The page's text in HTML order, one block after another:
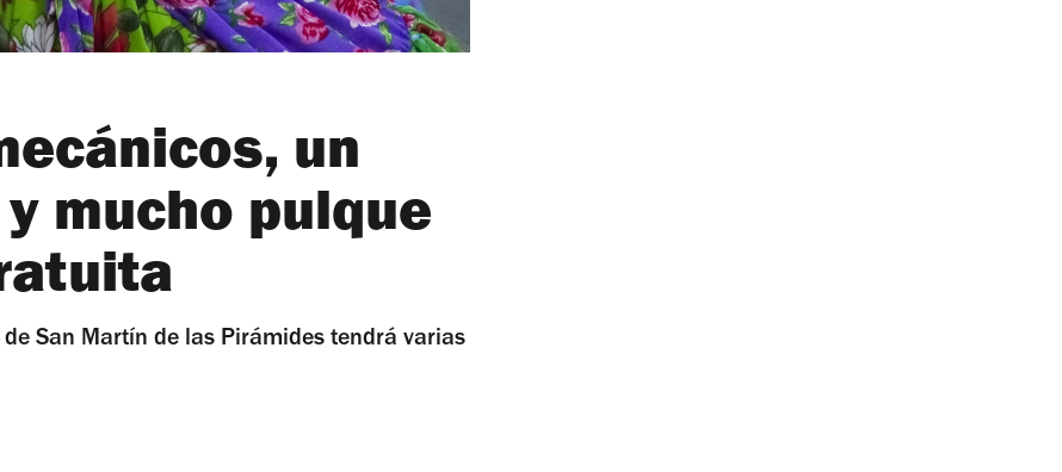
un
mucho pulque
San Martín de las Pirámides tendrá varias